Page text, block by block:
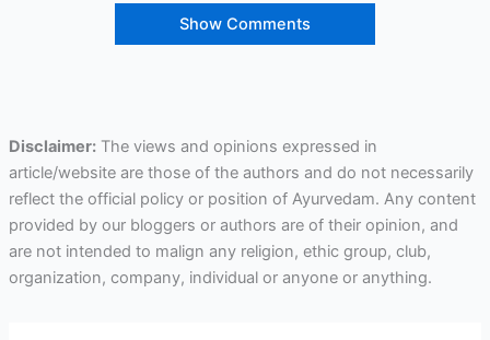
Show Comments
Disclaimer:The views and opinions expressed in
article/website are those of the authors and do not necessarily
reflect the official policy or position of Ayurvedam. Any content
provided by our bloggers or authors are of their opinion, and
are not intended to malign any religion, ethic group, club,
organization, company, individual or anyone or anything.